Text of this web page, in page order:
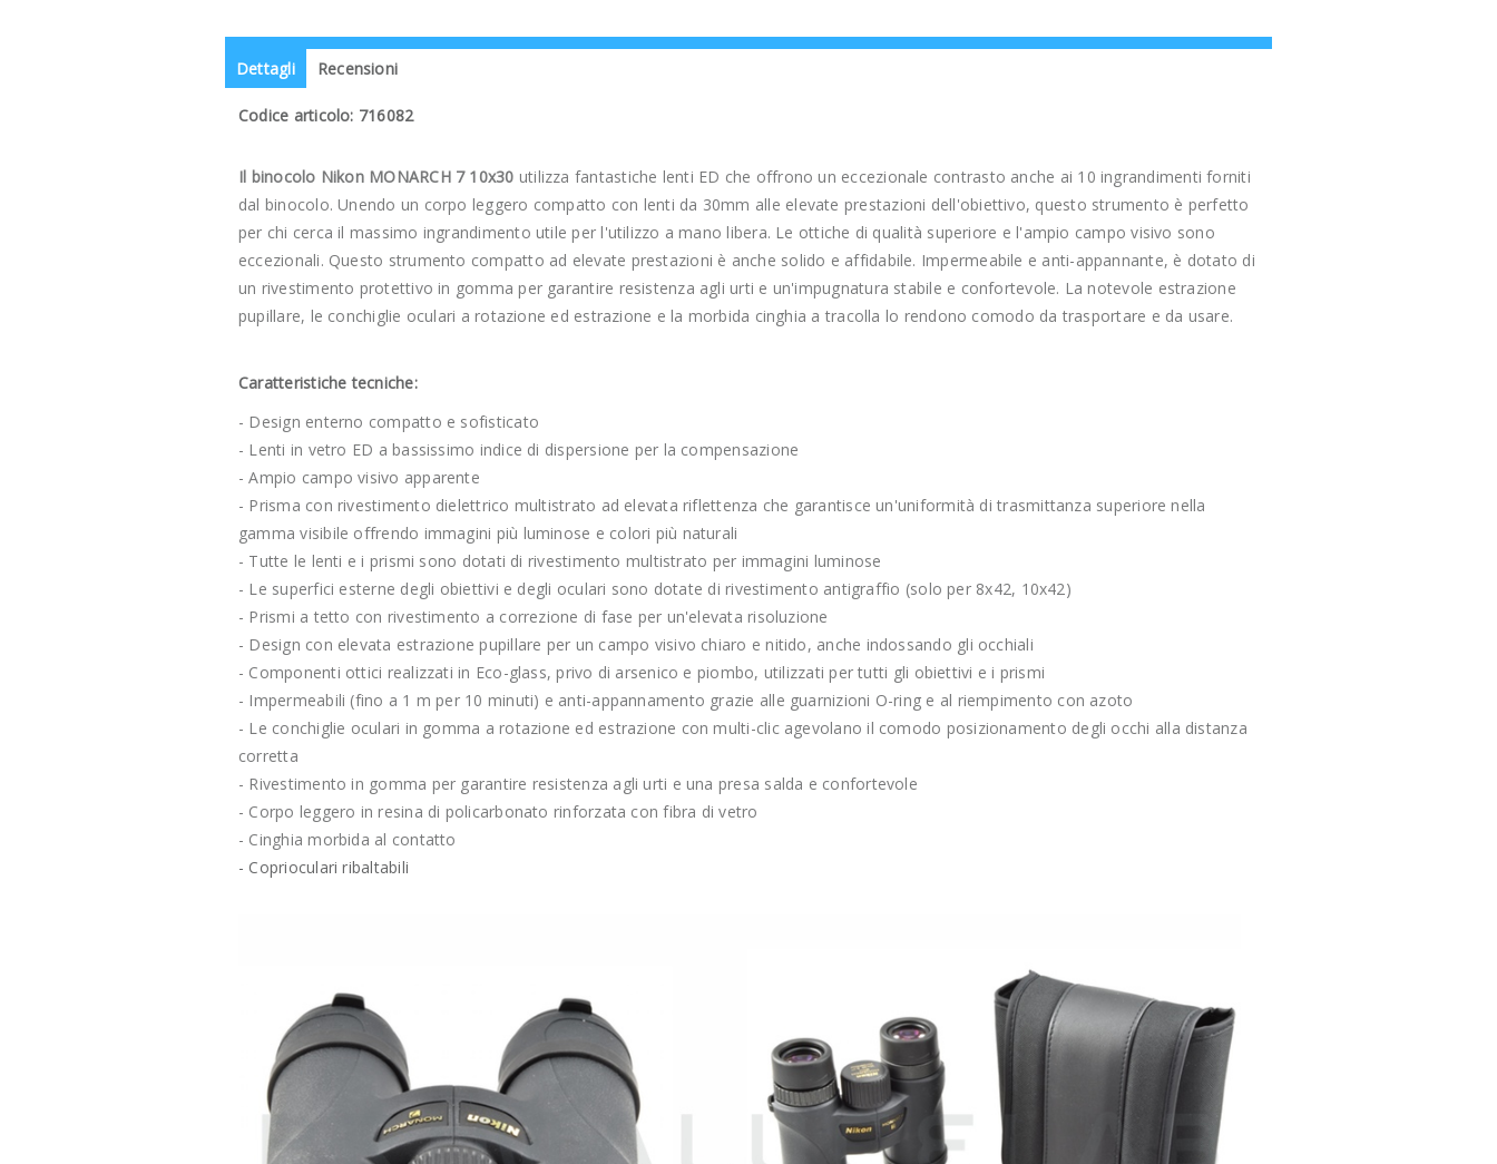
Dettagli Recensioni
Codice articolo: 716082
Il binocolo Nikon MONARCH 7 10x30 utilizza fantastiche lenti ED che offrono un eccezionale contrasto anche ai 10 ingrandimenti forniti
dal binocolo. Unendo un corpo leggero compatto con lenti da 30mm alle elevate prestazioni dell'obiettivo, questo strumento è perfetto
per chi cerca il massimo ingrandimento utile per l'utilizzo a mano libera. Le ottiche di qualità superiore e l'ampio campo visivo sono
eccezionali. Questo strumento compatto ad elevate prestazioni è anche solido e affidabile. Impermeabile e anti-appannante, è dotato di
un rivestimento protettivo in gomma per garantire resistenza agli urti e un'impugnatura stabile e confortevole. La notevole estrazione
pupillare, le conchiglie oculari a rotazione ed estrazione e la morbida cinghia a tracolla lo rendono comodo da trasportare e da usare.
Caratteristiche tecniche:
- Design enterno compatto e sofisticato
- Lenti in vetro ED a bassissimo indice di dispersione per la compensazione
- Ampio campo visivo apparente
- Prisma con rivestimento dielettrico multistrato ad elevata riflettenza che garantisce un'uniformità di trasmittanza superiore nella
gamma visibile offrendo immagini più luminose e colori più naturali
- Tutte le lenti e i prismi sono dotati di rivestimento multistrato per immagini luminose
- Le superfici esterne degli obiettivi e degli oculari sono dotate di rivestimento antigraffio (solo per 8x42, 10x42)
- Prismi a tetto con rivestimento a correzione di fase per un'elevata risoluzione
- Design con elevata estrazione pupillare per un campo visivo chiaro e nitido, anche indossando gli occhiali
- Componenti ottici realizzati in Eco-glass, privo di arsenico e piombo, utilizzati per tutti gli obiettivi e i prismi
- Impermeabili (fino a 1 m per 10 minuti) e anti-appannamento grazie alle guarnizioni O-ring e al riempimento con azoto
- Le conchiglie oculari in gomma a rotazione ed estrazione con multi-clic agevolano il comodo posizionamento degli occhi alla distanza
corretta
- Rivestimento in gomma per garantire resistenza agli urti e una presa salda e confortevole
- Corpo leggero in resina di policarbonato rinforzata con fibra di vetro
- Cinghia morbida al contatto
- Coprioculari ribaltabili